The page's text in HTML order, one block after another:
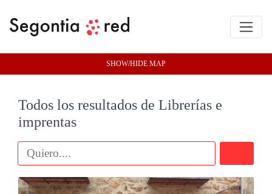
Todos los resultados de Librerías e
imprentas
SHOW/HIDE MAP